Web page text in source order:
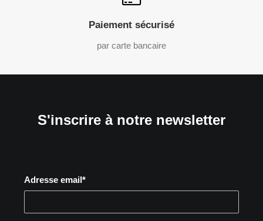
Paiement sécurisé
par carte bancaire
S'inscrire à notre newsletter
Adresse email*